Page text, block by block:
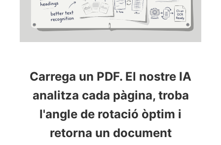
Carrega un PDF. El nostre IA
analitza cada pàgina, troba
l'angle de rotació òptim i
retorna un document